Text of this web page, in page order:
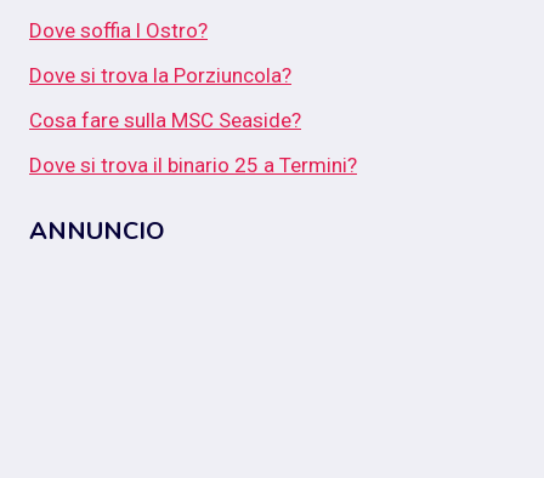
Dove soffia l Ostro?
Dove si trova la Porziuncola?
Cosa fare sulla MSC Seaside?
Dove si trova il binario 25 a Termini?
ANNUNCIO